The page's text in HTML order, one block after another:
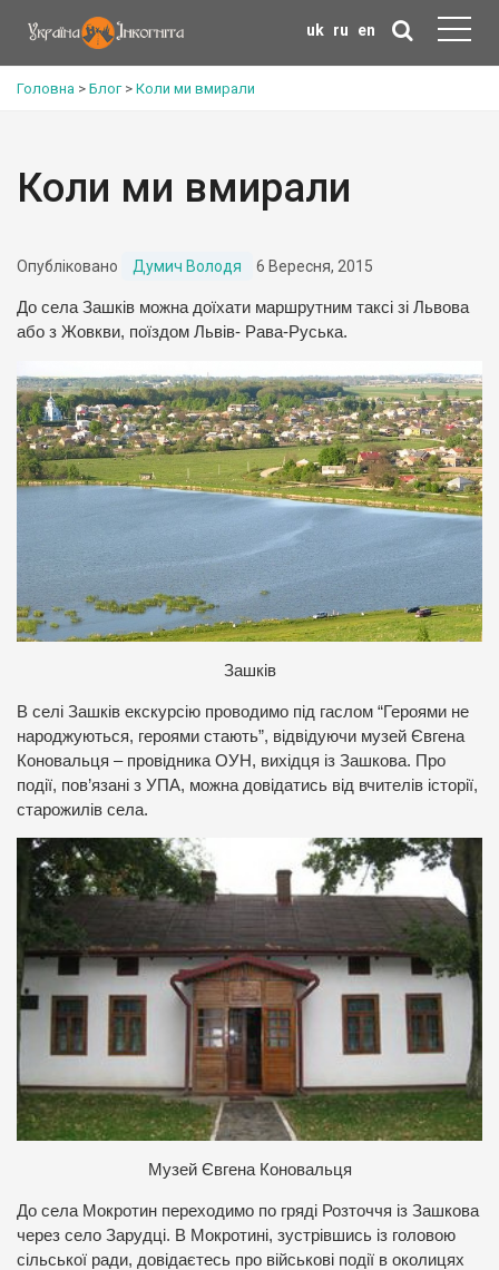
uk ru en
Головна > Блог> Коли ми вмирали
Коли ми вмирали
Опубліковано Думич Володя 6 Вересня, 2015
До села Зашків можна доїхати маршрутним таксі зі Львова
або з Жовкви, поїздом Львів- Рава-Руська.
Зашків
В селі Зашків екскурсію проводимо під гаслом “Героями не
народжуються, героями стають”, відвідуючи музей Євгена
Коновальця – провідника ОУН, вихідця із Зашкова. Про
події, пов’язані з УПА, можна довідатись від вчителів історії,
старожилів села.
Музей Євгена Коновальця
До села Мокротин переходимо по гряді Розточчя із Зашкова
через село Зарудці. В Мокротині, зустрівшись із головою
сільської ради, довідаєтесь про військові події в околицях